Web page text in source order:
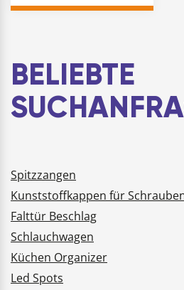
Schlagschutz
BELIEBTE
Spitzzangen
Kunststoffkappen für
Falttür Beschlag
Schlauchwagen
Küchen Organizer
Led Spots